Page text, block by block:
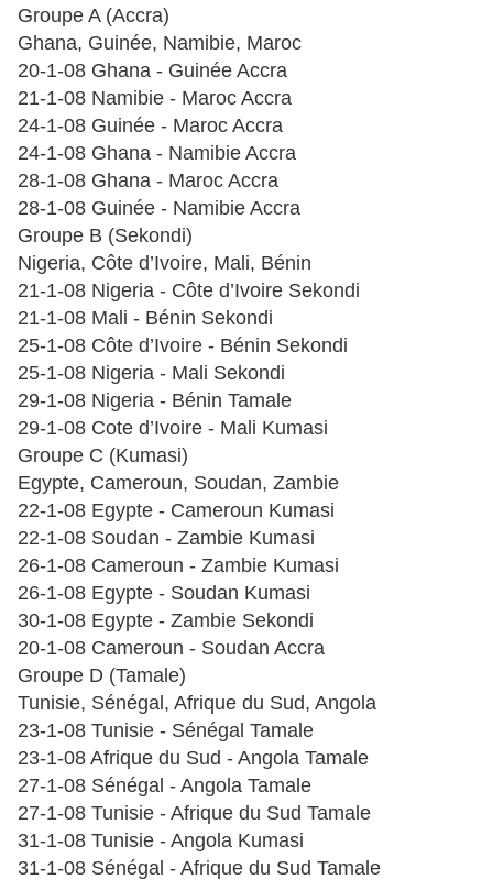
Groupe A (Accra)
Ghana, Guinée, Namibie, Maroc
20-1-08 Ghana - Guinée Accra
21-1-08 Namibie - Maroc Accra
24-1-08 Guinée - Maroc Accra
24-1-08 Ghana - Namibie Accra
28-1-08 Ghana - Maroc Accra
28-1-08 Guinée - Namibie Accra
Groupe B (Sekondi)
Nigeria, Côte d’Ivoire, Mali, Bénin
21-1-08 Nigeria - Côte d’Ivoire Sekondi
21-1-08 Mali - Bénin Sekondi
25-1-08 Côte d’Ivoire - Bénin Sekondi
25-1-08 Nigeria - Mali Sekondi
29-1-08 Nigeria - Bénin Tamale
29-1-08 Cote d’Ivoire - Mali Kumasi
Groupe C (Kumasi)
Egypte, Cameroun, Soudan, Zambie
22-1-08 Egypte - Cameroun Kumasi
22-1-08 Soudan - Zambie Kumasi
26-1-08 Cameroun - Zambie Kumasi
26-1-08 Egypte - Soudan Kumasi
30-1-08 Egypte - Zambie Sekondi
20-1-08 Cameroun - Soudan Accra
Groupe D (Tamale)
Tunisie, Sénégal, Afrique du Sud, Angola
23-1-08 Tunisie - Sénégal Tamale
23-1-08 Afrique du Sud - Angola Tamale
27-1-08 Sénégal - Angola Tamale
27-1-08 Tunisie - Afrique du Sud Tamale
31-1-08 Tunisie - Angola Kumasi
31-1-08 Sénégal - Afrique du Sud Tamale